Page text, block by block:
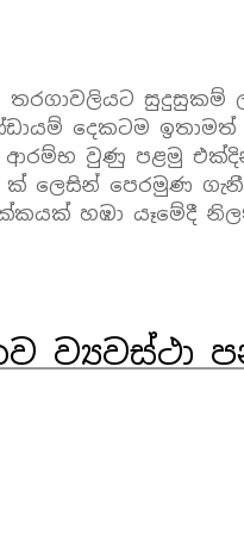
සුදුසුකම්
දෙකටම
ආරම්භ වුණු පළමු
ලෙසින් පෙරමුණ
හඹා යෑමේදී
ව්‍යවස්ථා